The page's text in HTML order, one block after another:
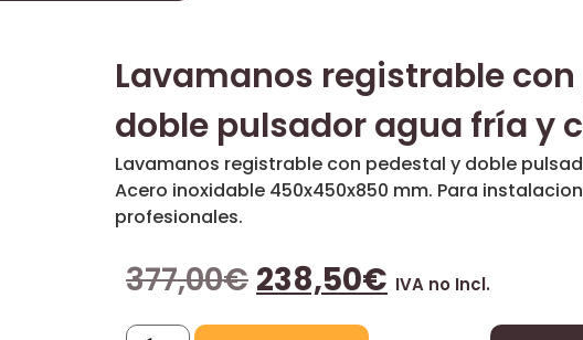
Lavamanos registrable
doble pulsador agua fría y
Lavamanos registrable con pedestal y doble
Acero inoxidable 450x450x850 mm. Para
profesionales.
377,00€ 238,50€ IVA no Incl.